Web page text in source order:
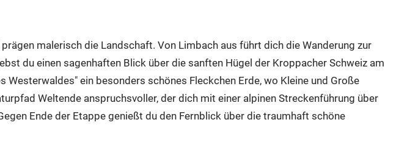
malerisch die Landschaft. Von Limbach aus führt dich die Wanderung zur
du einen sagenhaften Blick über die sanften Hügel der Kroppacher Schweiz am
ein besonders schönes Fleckchen Erde, wo Kleine und Große
Weltende anspruchsvoller, der dich mit einer alpinen Streckenführung über
Ende der Etappe genießt du den Fernblick über die traumhaft schöne